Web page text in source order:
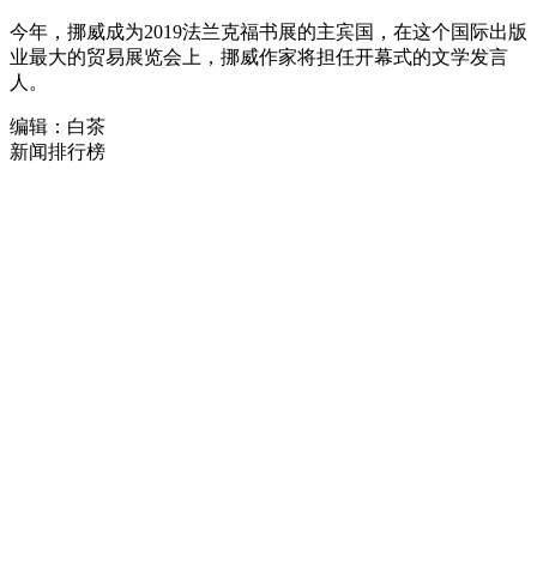
今年，挪威成为2019法兰克福书展的主宾国，在这个国际出版
业最大的贸易展览会上，挪威作家将担任开幕式的文学发言
人。
编辑：白茶
新闻排行榜